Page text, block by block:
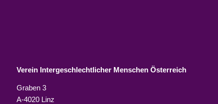
Verein Intergeschlechtlicher Menschen Österreich
Graben 3
A-4020 Linz